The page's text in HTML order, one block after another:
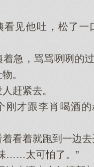
见‌他‌吐，松了一
，骂骂咧咧的过
。
紧去。
才跟李肖喝酒的
着就跑到一边去
太可怕了。”